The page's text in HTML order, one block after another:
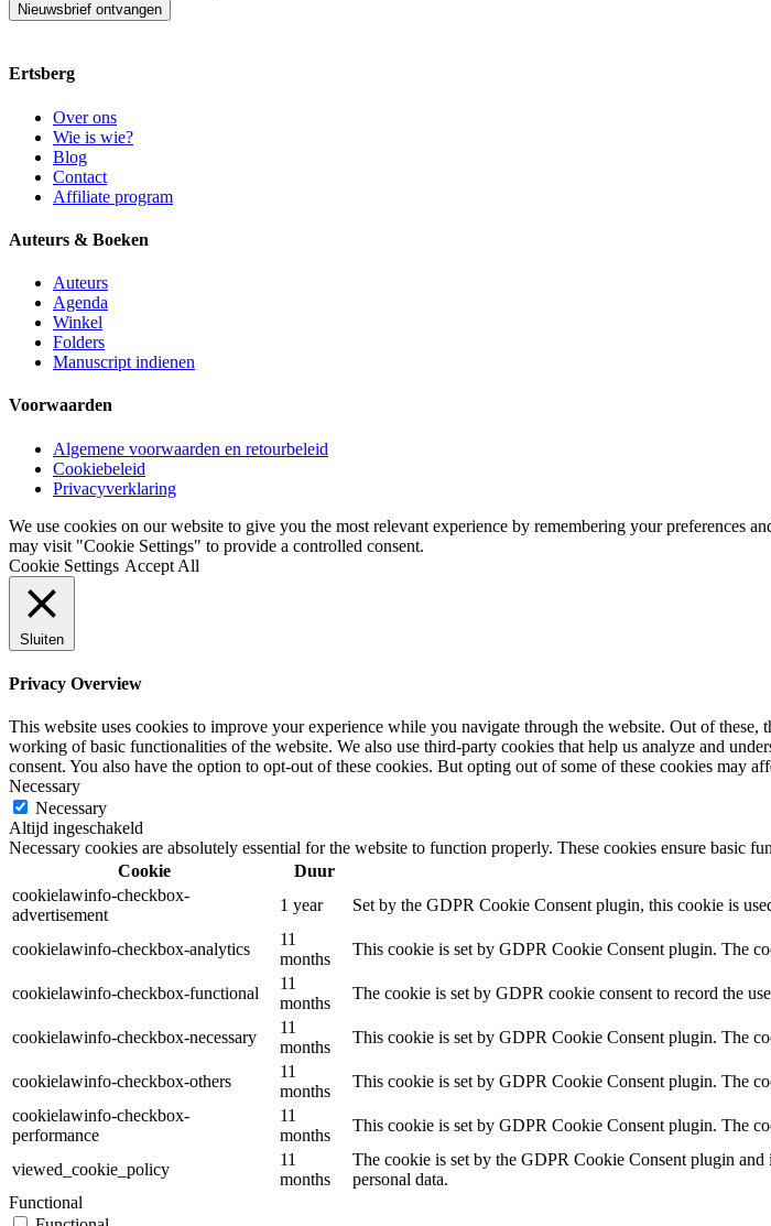
Nieuwsbrief ontvangen
Ertsberg
Over ons
Wie is wie?
Blog
Contact
Affiliate program
Auteurs & Boeken
Auteurs
Agenda
Winkel
Folders
Manuscript indienen
Voorwaarden
Algemene voorwaarden en retourbeleid
Cookiebeleid
Privacyverklaring
We use cookies on our website to give you the most relevant experience by remembering your
may visit "Cookie Settings" to provide a controlled consent.
Cookie Settings Accept All
Sluiten
Privacy Overview
This website uses cookies to improve your experience while you navigate through the website. Out of these,
working of basic functionalities of the website. We also use third-party cookies that help us analyze and
consent. You also have the option to opt-out of these cookies. But opting out of some of these cookies may
Necessary
Necessary
Altijd ingeschakeld
Necessary cookies are absolutely essential for the website to function properly. These cookies ensure basic
Cookie
Duur
cookielawinfo-checkbox-
advertisement
1 year Set by the GDPR Cookie Consent plugin, this cookie is
cookielawinfo-checkbox-analytics
11
months
This cookie is set by GDPR Cookie Consent plugin. The
cookielawinfo-checkbox-functional
11
months
The cookie is set by GDPR cookie consent to record the
cookielawinfo-checkbox-necessary
11
months
This cookie is set by GDPR Cookie Consent plugin. The
cookielawinfo-checkbox-others
11
months
This cookie is set by GDPR Cookie Consent plugin. The
cookielawinfo-checkbox-
performance
11
months
This cookie is set by GDPR Cookie Consent plugin. The
viewed_cookie_policy
11
months
The cookie is set by the GDPR Cookie Consent plugin and
personal data.
Functional